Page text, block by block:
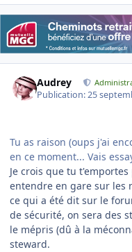
Audrey
Publication:25
Tu as raison (oups j'ai
en ce moment... Vais
Je crois que tu
entendre en gare sur les
ce qui a été dit sur le
de sécurité, on sera des
le mépris (dû à la
steward.